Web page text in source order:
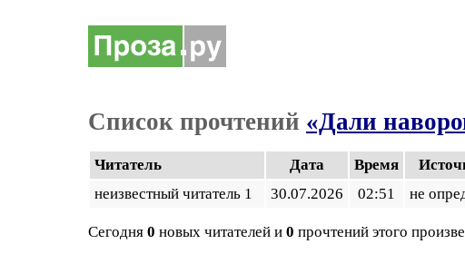
Список прочтений «Дали
Читатель Дата Время
неизвестный читатель 1
30.07.2026 02:51 не
Сегодня 0 новых читателей и 0 прочтений этого